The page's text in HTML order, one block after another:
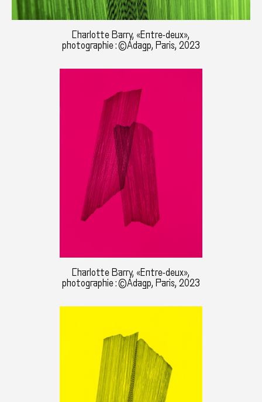
Charlotte Barry, «Entre-deux»,
photographie : ©Adagp, Paris, 2023
Charlotte Barry, «Entre-deux»,
photographie : ©Adagp, Paris, 2023